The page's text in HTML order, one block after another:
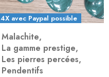
4X avec Paypal possible
Malachite,
La gamme prestige,
Les pierres percées,
Pendentifs